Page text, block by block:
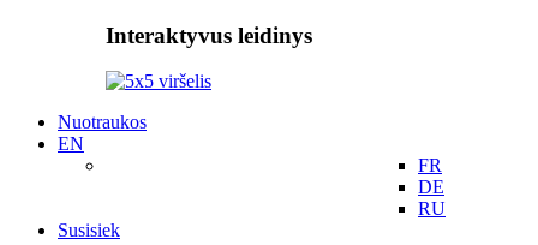
Interaktyvus leidinys
Nuotraukos
EN
FR
DE
RU
Susisiek